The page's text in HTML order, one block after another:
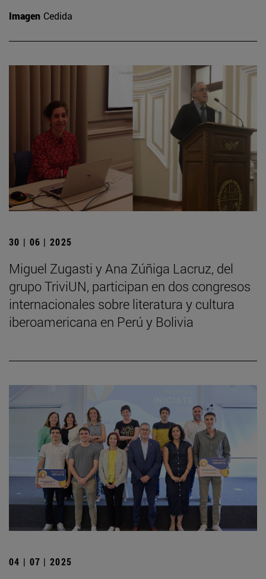
Imagen Cedida
30 | 06 | 2025
Miguel Zugasti y Ana Zúñiga Lacruz, del
grupo TriviUN, participan en dos congresos
internacionales sobre literatura y cultura
iberoamericana en Perú y Bolivia
04 | 07 | 2025